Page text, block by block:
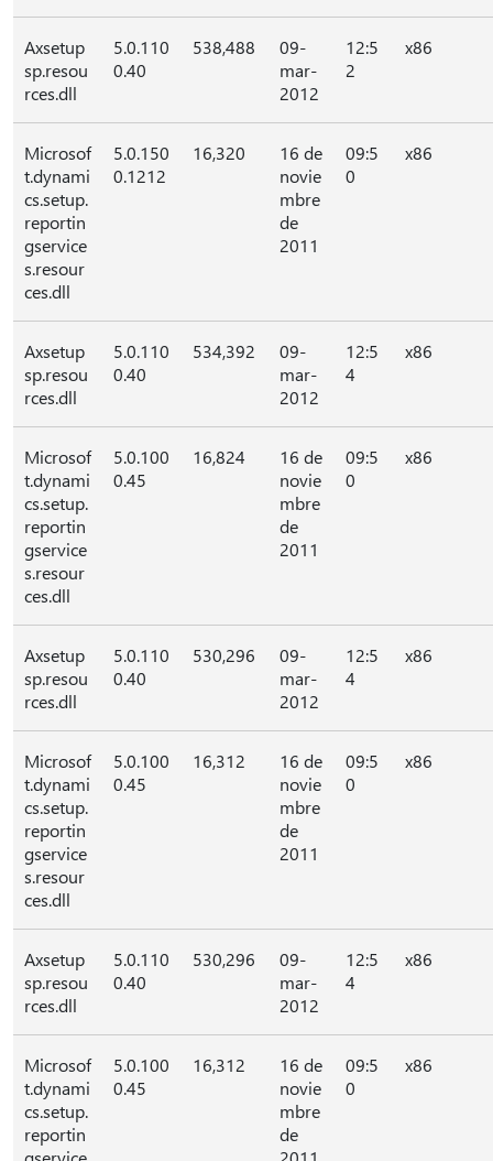
Axsetup
sp.resou
rces.dll
5.0.110
0.40
538,488
09-
mar-
2012
12:5
2
x86
Microsof
t.dynami
cs.setup.
reportin
gservice
s.resour
ces.dll
5.0.150
0.1212
16,320
16 de
novie
mbre
de
2011
09:5
0
x86
Axsetup
sp.resou
rces.dll
5.0.110
0.40
534,392
09-
mar-
2012
12:5
4
x86
Microsof
t.dynami
cs.setup.
reportin
gservice
s.resour
ces.dll
5.0.100
0.45
16,824
16 de
novie
mbre
de
2011
09:5
0
x86
Axsetup
sp.resou
rces.dll
5.0.110
0.40
530,296
09-
mar-
2012
12:5
4
x86
Microsof
t.dynami
cs.setup.
reportin
gservice
s.resour
ces.dll
5.0.100
0.45
16,312
16 de
novie
mbre
de
2011
09:5
0
x86
Axsetup
sp.resou
rces.dll
5.0.110
0.40
530,296
09-
mar-
2012
12:5
4
x86
Microsof
t.dynami
cs.setup.
reportin
5.0.100
0.45
16,312
16 de
novie
mbre
de
09:5
0
x86